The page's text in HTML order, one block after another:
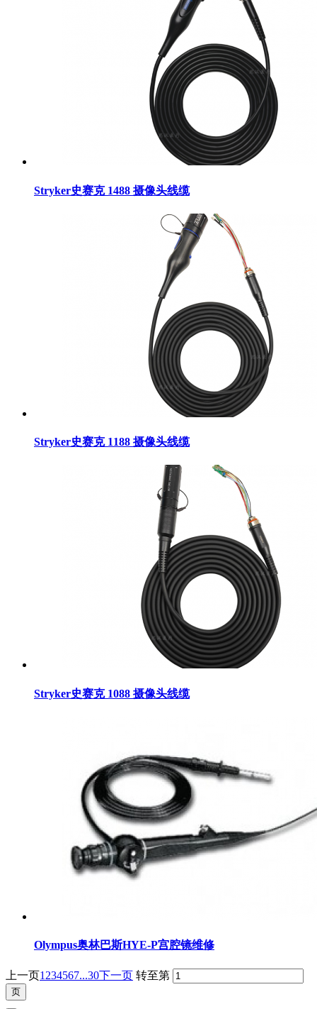
Stryker史赛克 1488 摄像头线缆
Stryker史赛克 1188 摄像头线缆
Stryker史赛克 1088 摄像头线缆
Olympus奥林巴斯HYE-P宫腔镜维修
上一页1 234567...30下一页 转至第